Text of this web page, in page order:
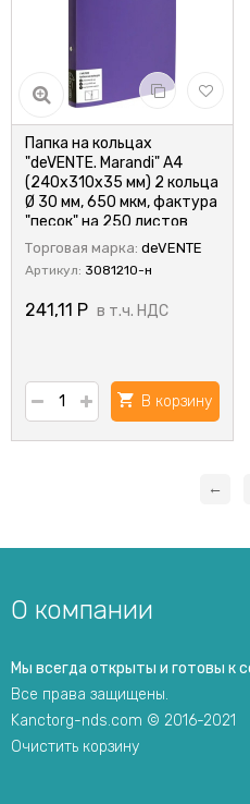
Папка на кольцах
"deVENTE. Marandi" A4
(240x310x35 мм) 2 кольца
Ø 30 мм, 650 мкм, фактура
"песок" на 250 листов
бумаги или 50 вкладышей,
внутренний карман 160
мкм, индивидуальная
упаковка, непрозрачная
лавандовая
Торговая марка: deVENTE
Артикул: 3081210-н
241,11 Р в т.ч. НДС
В корзину
←
О компании
Мы всегда открыты и готовы к
Все права защищены.
Kanctorg-nds.com © 2016-2021
Очистить корзину